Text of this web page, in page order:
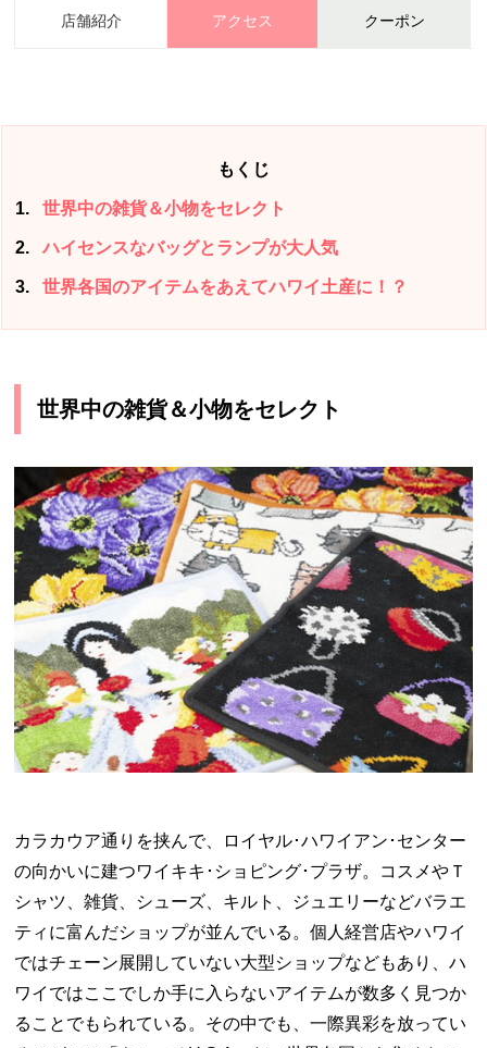
店舗紹介 アクセス クーポン
もくじ
1 世界中の雑貨＆小物をセレクト
2 ハイセンスなバッグとランプが大人気
3 世界各国のアイテムをあえてハワイ土産に！？
世界中の雑貨＆小物をセレクト
カラカウア通りを挟んで、ロイヤル･ハワイアン･センター
の向かいに建つワイキキ･ショピング･プラザ。コスメやＴ
シャツ、雑貨、シューズ、キルト、ジュエリーなどバラエ
ティに富んだショップが並んでいる。個人経営店やハワイ
ではチェーン展開していない大型ショップなどもあり、ハ
ワイではここでしか手に入らないアイテムが数多く見つか
ることでもられている。その中でも、一際異彩を放ってい